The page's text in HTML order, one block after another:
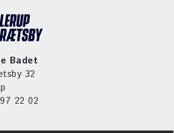
Badet
32
22 02